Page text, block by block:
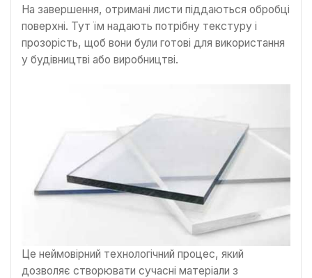
На завершення, отримані листи піддаються обробці
поверхні. Тут їм надають потрібну текстуру і
прозорість, щоб вони були готові для використання
у будівництві або виробництві.
Це неймовірний технологічний процес, який
дозволяє створювати сучасні матеріали з